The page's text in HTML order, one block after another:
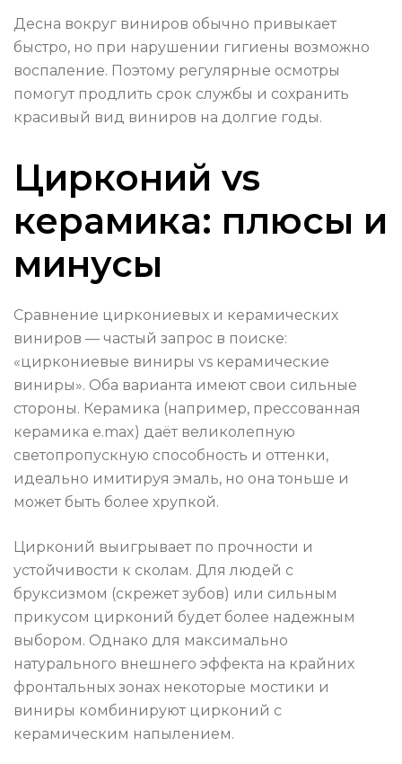
Десна вокруг виниров обычно привыкает
быстро, но при нарушении гигиены возможно
воспаление. Поэтому регулярные осмотры
помогут продлить срок службы и сохранить
красивый вид виниров на долгие годы.
Цирконий vs
керамика: плюсы и
минусы
Сравнение циркониевых и керамических
виниров — частый запрос в поиске:
«циркониевые виниры vs керамические
виниры». Оба варианта имеют свои сильные
стороны. Керамика (например, прессованная
керамика e.max) даёт великолепную
светопропускную способность и оттенки,
идеально имитируя эмаль, но она тоньше и
может быть более хрупкой.
Цирконий выигрывает по прочности и
устойчивости к сколам. Для людей с
бруксизмом (скрежет зубов) или сильным
прикусом цирконий будет более надежным
выбором. Однако для максимально
натурального внешнего эффекта на крайних
фронтальных зонах некоторые мостики и
виниры комбинируют цирконий с
керамическим напылением.